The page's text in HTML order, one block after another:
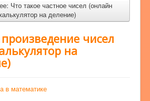
Что такое частное чисел (онлайн
на деление)
чисел
на
в математике